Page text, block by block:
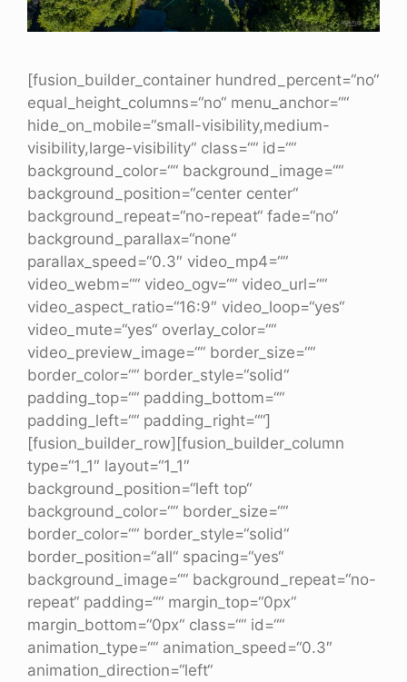
[fusion_builder_container hundred_percent=“no“
equal_height_columns=“no“ menu_anchor=““
hide_on_mobile=“small-visibility,medium-
visibility,large-visibility“ class=““ id=““
background_color=““ background_image=““
background_position=“center center“
background_repeat=“no-repeat“ fade=“no“
background_parallax=“none“
parallax_speed=“0.3″ video_mp4=““
video_webm=““ video_ogv=““ video_url=““
video_aspect_ratio=“16:9″ video_loop=“yes“
video_mute=“yes“ overlay_color=““
video_preview_image=““ border_size=““
border_color=““ border_style=“solid“
padding_top=““ padding_bottom=““
padding_left=““ padding_right=““]
[fusion_builder_row][fusion_builder_column
type=“1_1″ layout=“1_1″
background_position=“left top“
background_color=““ border_size=““
border_color=““ border_style=“solid“
border_position=“all“ spacing=“yes“
background_image=““ background_repeat=“no-
repeat“ padding=““ margin_top=“0px“
margin_bottom=“0px“ class=““ id=““
animation_type=““ animation_speed=“0.3″
animation_direction=“left“